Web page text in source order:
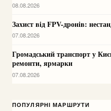
08.08.2026
Захист від FPV-дронів:
07.08.2026
Громадський транспорт у
ремонти, ярмарки
07.08.2026
ПОПУЛЯРНІ МАРШРУТИ